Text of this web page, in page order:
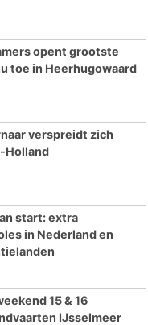
opent grootste
toe in Heerhugowaard
verspreidt zich
Holland
start: extra
in Nederland en
15 & 16
IJsselmeer